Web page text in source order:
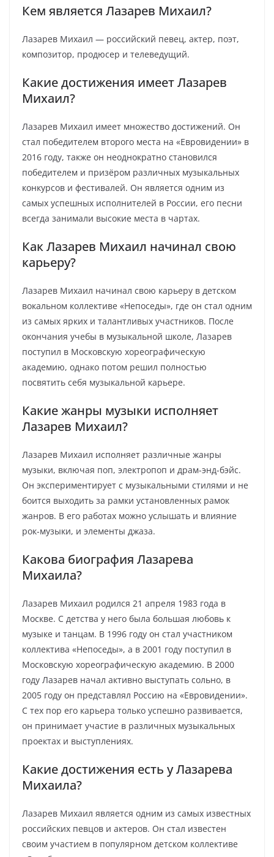
Кем является Лазарев Михаил?
Лазарев Михаил — российский певец, актер, поэт,
композитор, продюсер и телеведущий.
Какие достижения имеет Лазарев
Михаил?
Лазарев Михаил имеет множество достижений. Он
стал победителем второго места на «Евровидении» в
2016 году, также он неоднократно становился
победителем и призёром различных музыкальных
конкурсов и фестивалей. Он является одним из
самых успешных исполнителей в России, его песни
всегда занимали высокие места в чартах.
Как Лазарев Михаил начинал свою
карьеру?
Лазарев Михаил начинал свою карьеру в детском
вокальном коллективе «Непоседы», где он стал одним
из самых ярких и талантливых участников. После
окончания учебы в музыкальной школе, Лазарев
поступил в Московскую хореографическую
академию, однако потом решил полностью
посвятить себя музыкальной карьере.
Какие жанры музыки исполняет
Лазарев Михаил?
Лазарев Михаил исполняет различные жанры
музыки, включая поп, электропоп и драм-энд-бэйс.
Он экспериментирует с музыкальными стилями и не
боится выходить за рамки установленных рамок
жанров. В его работах можно услышать и влияние
рок-музыки, и элементы джаза.
Какова биография Лазарева
Михаила?
Лазарев Михаил родился 21 апреля 1983 года в
Москве. С детства у него была большая любовь к
музыке и танцам. В 1996 году он стал участником
коллектива «Непоседы», а в 2001 году поступил в
Московскую хореографическую академию. В 2000
году Лазарев начал активно выступать сольно, в
2005 году он представлял Россию на «Евровидении».
С тех пор его карьера только успешно развивается,
он принимает участие в различных музыкальных
проектах и выступлениях.
Какие достижения есть у Лазарева
Михаила?
Лазарев Михаил является одним из самых известных
российских певцов и актеров. Он стал известен
своим участием в популярном детском коллективе